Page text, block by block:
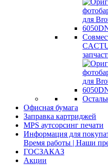
Офисная бумага
Заправка картриджей
MPS аутсорсинг печати
Информация для
Время работы | Наши
ГОСЗАКАЗ
Акции